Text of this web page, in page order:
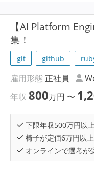
【AI Platform
集！
git github
雇用形態 正社員
年収800万円 〜
下限年収500万円以上
椅子が定価6万円以上
オンラインで選考が